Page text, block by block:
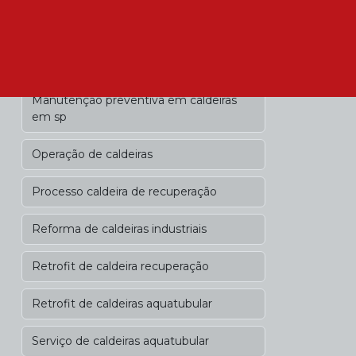
Manutenção preventiva em caldeiras
em sp
Operação de caldeiras
Processo caldeira de recuperação
Reforma de caldeiras industriais
Retrofit de caldeira recuperação
Retrofit de caldeiras aquatubular
Serviço de caldeiras aquatubular